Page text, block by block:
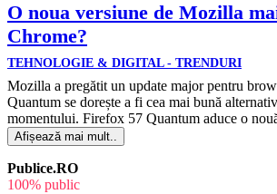
O noua versiune de Mozilla
Chrome?
TEHNOLOGIE & DIGITAL - TRENDURI
Mozilla a pregătit un update major pentru
Quantum se dorește a fi cea mai bună
momentului. Firefox 57 Quantum aduce o
Afișează mai mult..
Publice.RO
100% public